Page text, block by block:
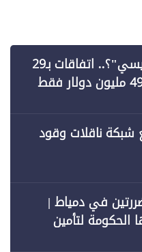
أين ذهبت قروض "عهد السيسي"؟.. اتفاقات بـ29
مليار دولار لقطاع الكهرباء 490 مليون دولار فقط
ناقلات وقود
في دمياط |
الحكومة لتأمين